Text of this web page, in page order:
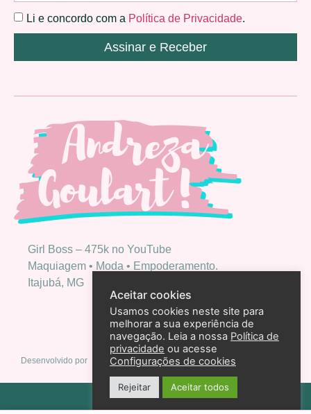
Girl Boss – 475k no YouTube
Maquiagem • Moda • Empoderamento.
Itajubá, MG
Li e concordo com a Política de Privacidade.
Assinar e Receber
Desenvolvido por
Política de privacidade
Aceitar cookies
Usamos cookies neste site para
melhorar a sua experiência de
navegação. Leia a nossa Política de
privacidade ou acesse
Configurações de cookies
Rejeitar Aceitar todos